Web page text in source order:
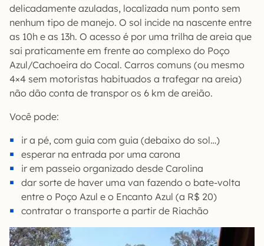
delicadamente azuladas, localizada num ponto sem
nenhum tipo de manejo. O sol incide na nascente entre
as 10h e as 13h. O acesso é por uma trilha de areia que
sai praticamente em frente ao complexo do Poço
Azul/Cachoeira do Cocal. Carros comuns (ou mesmo
4×4 sem motoristas habituados a trafegar na areia)
não dão conta de transpor os 6 km de areião.
Você pode:
ir a pé, com guia com guia (debaixo do sol…)
esperar na entrada por uma carona
ir em passeio organizado desde Carolina
dar sorte de haver uma van fazendo o bate-volta
entre o Poço Azul e o Encanto Azul (a R$ 20)
contratar o transporte a partir de Riachão